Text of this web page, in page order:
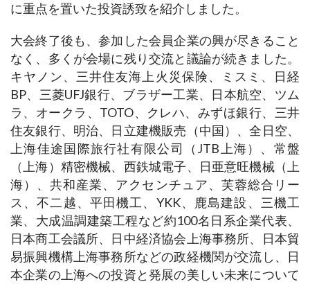
に重点を置いた投資誘致を紹介しました。
大会終了後も、参加した会員企業の興が尽きること
なく、多くが会場に残り交流と議論が続きました。
キヤノン、三井住友海上火災保険、ミスミ、日経
BP、三菱UFJ銀行、ブラザー工業、日本航空、ツム
ラ、オークラ、TOTO、クレハ、みずほ銀行、三井
住友銀行、明治、日立建機販売（中国）、全日空、
上海佳途国際旅行社有限公司（JTB上海）、常盤
（上海）精密機械、西鉄城電子、日亜意旺機械（上
海）、共和産業、アクセンチュア、芙蓉総合リー
ス、不二越、平田機工、YKK、鹿島建設、三機工
業、大成温調建築工程など約100名日系企業代表、
日本商工会議所、日中経済協会上海事務所、日本貿
易振興機構上海事務所などの政経機関が交流し、日
本企業の上海への投資と発展の美しい未来について